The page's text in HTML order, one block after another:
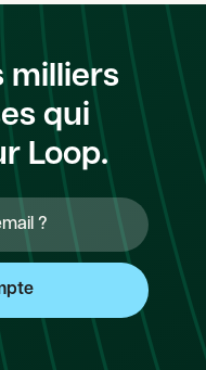
milliers
qui
Loop.